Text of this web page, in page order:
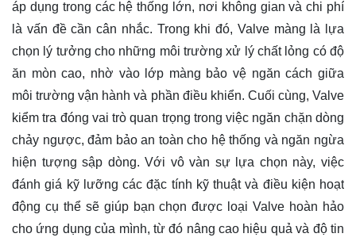
áp dụng trong các hệ thống lớn, nơi không gian và chi phí
là vấn đề cần cân nhắc. Trong khi đó, Valve màng là lựa
chọn lý tưởng cho những môi trường xử lý chất lỏng có độ
ăn mòn cao, nhờ vào lớp màng bảo vệ ngăn cách giữa
môi trường vận hành và phần điều khiển. Cuối cùng, Valve
kiểm tra đóng vai trò quan trọng trong việc ngăn chặn dòng
chảy ngược, đảm bảo an toàn cho hệ thống và ngăn ngừa
hiện tượng sập dòng. Với vô vàn sự lựa chọn này, việc
đánh giá kỹ lưỡng các đặc tính kỹ thuật và điều kiện hoạt
động cụ thể sẽ giúp bạn chọn được loại Valve hoàn hảo
cho ứng dụng của mình, từ đó nâng cao hiệu quả và độ tin